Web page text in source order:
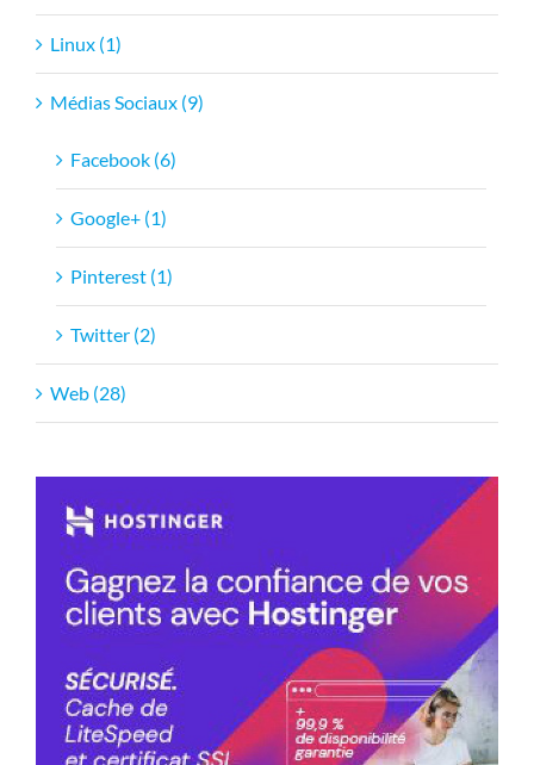
Linux (1)
Médias Sociaux (9)
Facebook (6)
Google+ (1)
Pinterest (1)
Twitter (2)
Web (28)